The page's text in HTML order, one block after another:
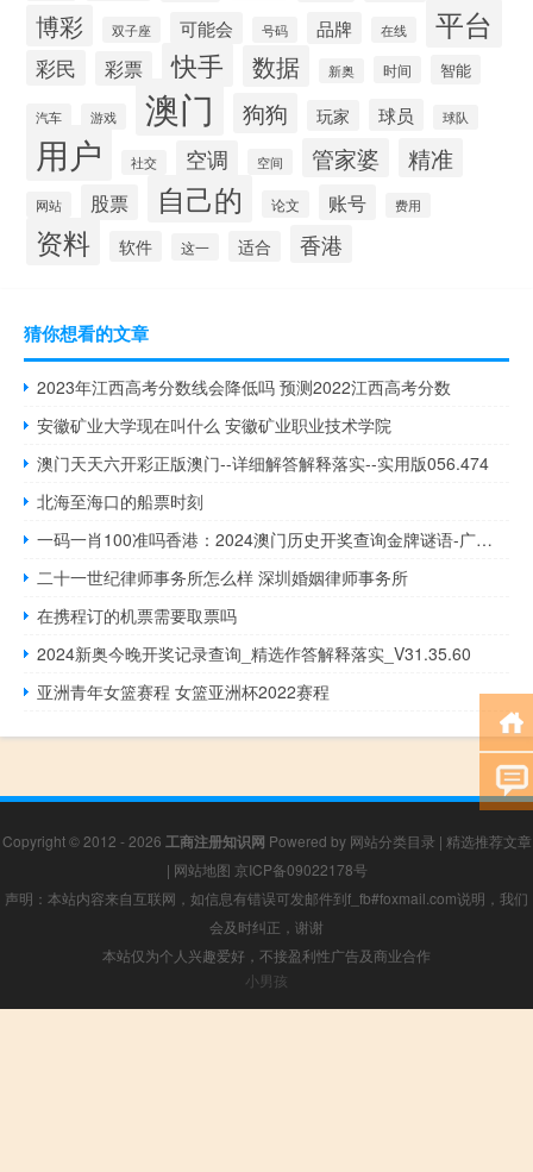
博彩 双子座 可能会 号码 品牌 在线 平台
彩民 彩票 快手 数据 新奥 时间 智能
汽车 游戏 澳门 狗狗 玩家 球员 球队
用户 社交 空调 空间 管家婆 精准
网站 股票 自己的 论文 账号 费用
资料 软件 这一 适合 香港
猜你想看的文章
2023年江西高考分数线会降低吗 预测2022江西高考分数
安徽矿业大学现在叫什么 安徽矿业职业技术学院
澳门天天六开彩正版澳门--详细解答解释落实--实用版056.474
北海至海口的船票时刻
一码一肖100准吗香港：2024澳门历史开奖查询金牌谜语-广泛的解释解答-1614.WE31
二十一世纪律师事务所怎么样 深圳婚姻律师事务所
在携程订的机票需要取票吗
2024新奥今晚开奖记录查询_精选作答解释落实_V31.35.60
亚洲青年女篮赛程 女篮亚洲杯2022赛程
Copyright © 2012 - 2026 工商注册知识网 Powered by 网站分类目录 | 精选推荐文章
| 网站地图 京ICP备09022178号
声明：本站内容来自互联网，如信息有错误可发邮件到f_fb#foxmail.com说明，我们
会及时纠正，谢谢
本站仅为个人兴趣爱好，不接盈利性广告及商业合作
小男孩